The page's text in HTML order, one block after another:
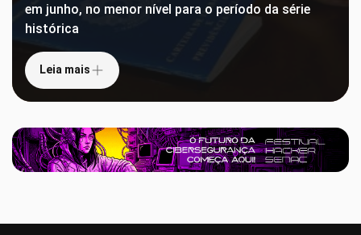
em junho, no menor nível para o período da série
histórica
Leia mais